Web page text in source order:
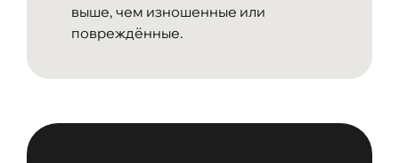
выше, чем изношенные или
повреждённые.